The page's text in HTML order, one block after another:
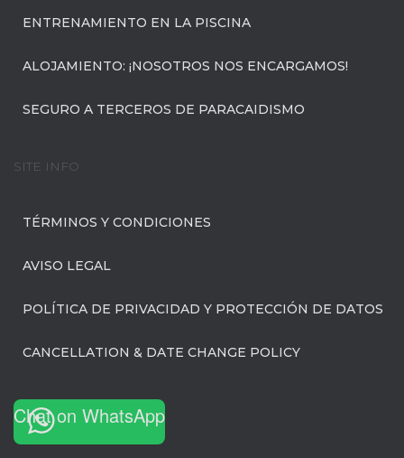
ENTRENAMIENTO EN LA PISCINA
ALOJAMIENTO: ¡NOSOTROS NOS ENCARGAMOS!
SEGURO A TERCEROS DE PARACAIDISMO
SITE INFO
TÉRMINOS Y CONDICIONES
AVISO LEGAL
POLÍTICA DE PRIVACIDAD Y PROTECCIÓN DE DATOS
CANCELLATION & DATE CHANGE POLICY
Chat on WhatsApp